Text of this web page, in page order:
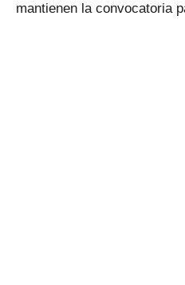
mantienen la convocatoria